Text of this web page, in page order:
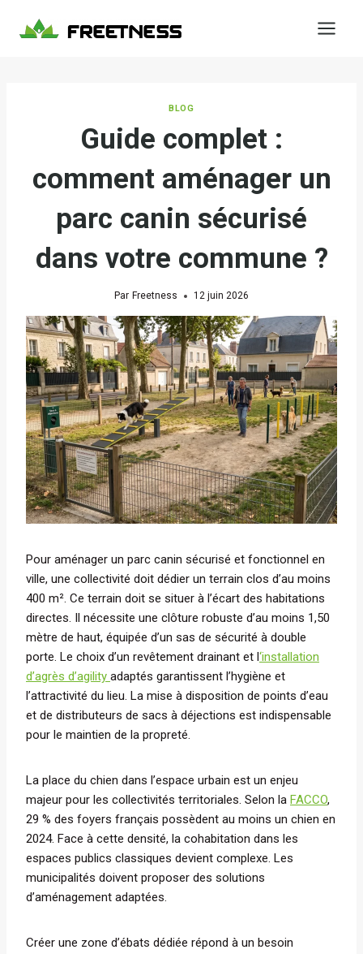
BLOG
Guide complet :
comment aménager un
parc canin sécurisé
dans votre commune ?
Par Freetness 12 juin 2026
Pour aménager un parc canin sécurisé et fonctionnel en
ville, une collectivité doit dédier un terrain clos d’au moins
400 m². Ce terrain doit se situer à l’écart des habitations
directes. Il nécessite une clôture robuste d’au moins 1,50
mètre de haut, équipée d’un sas de sécurité à double
porte. Le choix d’un revêtement drainant et l‘installation
d’agrès d’agility adaptés garantissent l’hygiène et
l’attractivité du lieu. La mise à disposition de points d’eau
et de distributeurs de sacs à déjections est indispensable
pour le maintien de la propreté.
La place du chien dans l’espace urbain est un enjeu
majeur pour les collectivités territoriales. Selon la FACCO,
29 % des foyers français possèdent au moins un chien en
2024. Face à cette densité, la cohabitation dans les
espaces publics classiques devient complexe. Les
municipalités doivent proposer des solutions
d’aménagement adaptées.
Créer une zone d’ébats dédiée répond à un besoin